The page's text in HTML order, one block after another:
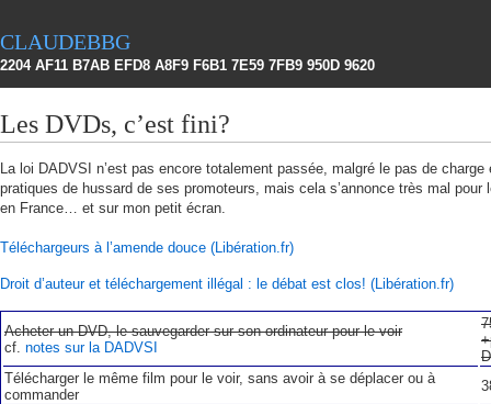
claudebbg
2204 AF11 B7AB EFD8 A8F9 F6B1 7E59 7FB9 950D 9620
Les DVDs, c’est fini?
La loi DADVSI n’est pas encore totalement passée, malgré le pas de charge
pratiques de hussard de ses promoteurs, mais cela s’annonce très mal pour
en France… et sur mon petit écran.
Téléchargeurs à l’amende douce (Libération.fr)
Droit d’auteur et téléchargement illégal : le débat est clos! (Libération.fr)
Acheter un DVD, le sauvegarder sur son ordinateur pour le voir
cf. notes sur la DADVSI
Télécharger le même film pour le voir, sans avoir à se déplacer ou à
commander